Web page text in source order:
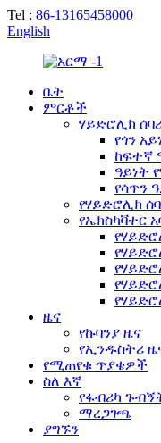
Tel : 86-13165458000
English
ቤት
ምርቶች
ሃይድሮሊክ
የጎን
ከፍተኛ
ዓይነት
የሳጥን
የሃይድሮሊክ
የኤክስካቫተር
ዜና
የኩባንያ ዜና
የኢንዱስትሪ
የሚጠየቁ ጥያቄዎች
ስለ እኛ
የፋብሪካ
ማረጋገጫ
ያግኙን